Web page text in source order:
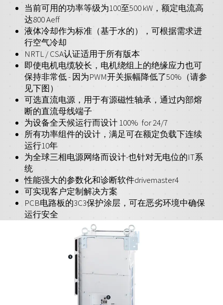
当前可用的功率等级为100至500 kW，额定电流高
达800 Aeff
液体冷却作为标准（基于水的），可根据需求进
行空气冷却
NRTL / CSA认证适用于所有版本
即使电机电缆较长，电机绕组上的绝缘应力也可
保持非常低 - 因为PWM开关振幅降低了50%（请参
见下图）
可选直流电源，用于有源磁性轴承，通过内部熔
断的直流母线端子
为设备全天候运行而设计 100% for 24/7
所有功率组件的设计，满足可在额定负载下连续
运行10年
为全球三相电源网络而设计-也针对无电位的IT系
统
性能强大的参数化和诊断软件drivemaster4
可实现客户定制解决方案
PCB电路板的3C3保护涂层，可在恶劣环境中确保
运行安全